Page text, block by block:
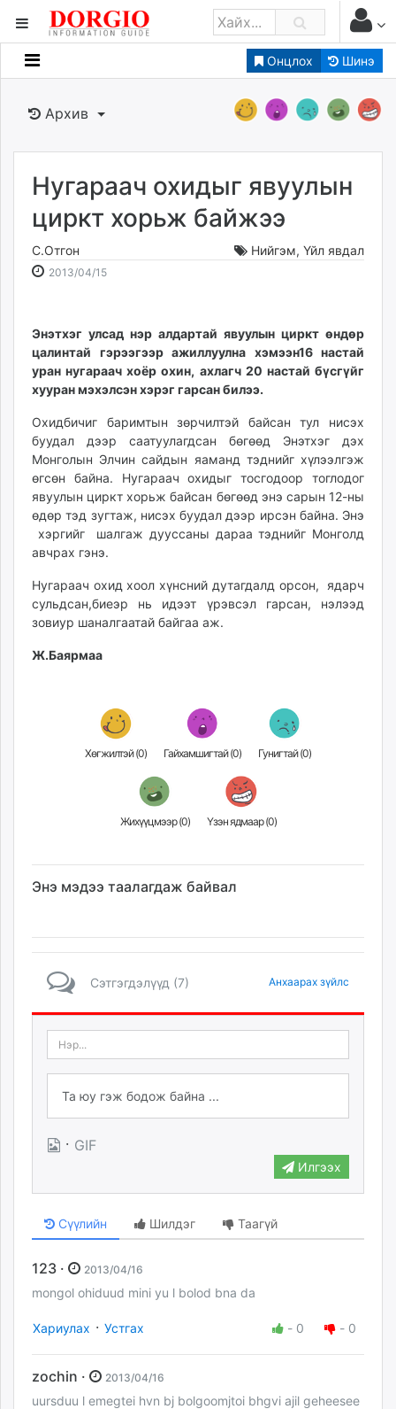
Онцлох Шинэ
Мэдээллийн
Банк санхүү
Бизнес ААН
Төрийн
Нийслэлийн
dorgio.mn
Gogo.mn
Baabar.mn
tovch.mn
mnb.mn
Livetv.mn
Eguur.mn
24tsag.mn
shuud.mn
eagle.mn
zarig.mn
today.mn
zuv.mn
mminfo.mn
itoim.mn
shuum.mn
tvmongolia.mn
unegui.mn
assa.mn
toim.mn
paparazzi.mn
unread.today
Архив
Нугараач охидыг явуулын
циркт хорьж байжээ
С.Отгон Нийгэм, Үйл явдал
2013/04/152013-
19:48:37
2026-
19:04:53
Энэтхэг улсад нэр алдартай явуулын циркт өндөр
цалинтай гэрээгээр ажиллуулна хэмээн16 настай
уран нугараач хоёр охин, ахлагч 20 настай бүсгүйг
хууран мэхэлсэн хэрэг гарсан билээ.
Охидбичиг баримтын зөрчилтэй байсан тул нисэх
буудал дээр саатуулагдсан бөгөөд Энэтхэг дэх
Монголын Элчин сайдын яаманд тэднийг хүлээлгэж
өгсөн байна. Нугараач охидыг тосгодоор тоглодог
явуулын циркт хорьж байсан бөгөөд энэ сарын 12-ны
өдөр тэд зугтаж, нисэх буудал дээр ирсэн байна. Энэ
хэргийг шалгаж дууссаны дараа тэднийг Монголд
авчрах гэнэ.
Нугараач охид хоол хүнсний дутагдалд орсон, ядарч
сульдсан,биеэр нь идээт үрэвсэл гарсан, нэлээд
зовиур шаналгаатай байгаа аж.
Ж.Баярмаа
Хөгжилтэй (0) Гайхамшигтай (0) Гунигтай (0)
Жихүүцмээр (0) Үзэн ядмаар (0)
Энэ мэдээ таалагдаж байвал
Сэтгэгдэлүүд (7) Анхаарах зүйлс
· GIF
Илгээх
Сүүлийн Шилдэг Таагүй
123 · 2013/04/16
mongol ohiduud mini yu l bolod bna da
Хариулах · Устгах - 0 - 0
zochin · 2013/04/16
uursduu l emegtei hvn bj bolgoomjtoi bhgvi ajil geheesee